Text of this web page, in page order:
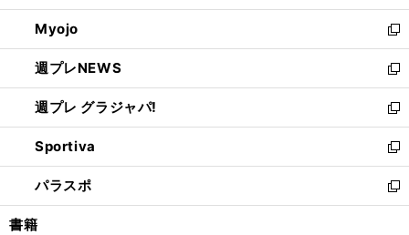
開
く
ウ
で
開
く
ン
ド
ウ
で
開
く
ウ
ィ
ン
ド
ウ
で
開
く
Myojo
新
し
い
ウ
ィ
ン
ド
ウ
で
開
週プレNEWS
新
し
い
ウ
ィ
ン
ド
ウ
週プレ グラジャパ!
新
し
い
ウ
ィ
ン
Sportiva
新
し
い
ウ
パラスポ
新
し
書籍